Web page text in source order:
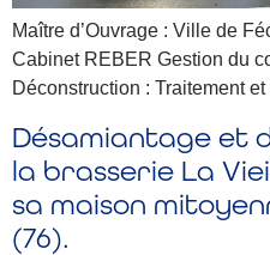
Maître d’Ouvrage : Ville de
Cabinet REBER Gestion du
Déconstruction : Traitement
Désamiantage et
la brasserie La
sa maison
(76).